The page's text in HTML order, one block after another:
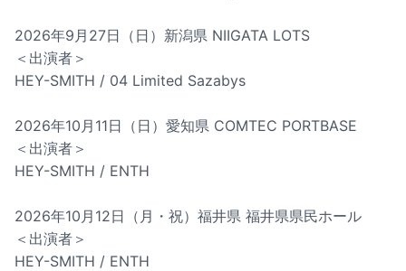
2026年9月27日（日）新潟県 NIIGATA LOTS
＜出演者＞
HEY-SMITH / 04 Limited Sazabys
2026年10月11日（日）愛知県 COMTEC PORTBASE
＜出演者＞
HEY-SMITH / ENTH
2026年10月12日（月・祝）福井県 福井県県民ホール
＜出演者＞
HEY-SMITH / ENTH